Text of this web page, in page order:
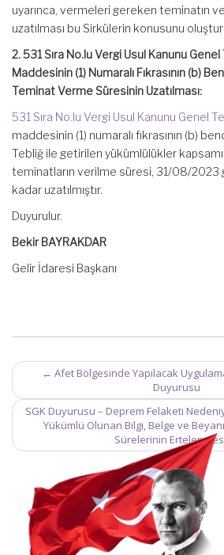
uyarınca, vermeleri gereken teminatın
uzatılması bu Sirkülerin konusunu
2. 531 Sıra No.lu Vergi Usul Kanunu
Maddesinin (1) Numaralı Fıkrasının (b)
Teminat Verme Süresinin Uzatılması:
531 Sıra No.lu Vergi Usul Kanunu Genel
maddesinin (1) numaralı fıkrasının (b)
Tebliğ ile getirilen yükümlülükler
teminatların verilme süresi, 31/08/2023
kadar uzatılmıştır.
Duyurulur.
Bekir BAYRAKDAR
Gelir İdaresi Başkanı
Post
navigation
← Afet Bölgesinde Yapılacak
Duyurusu
SGK Duyurusu – Deprem Felaketi
Yükümlü Olunan Bilgi, Belge ve
Sürelerinin